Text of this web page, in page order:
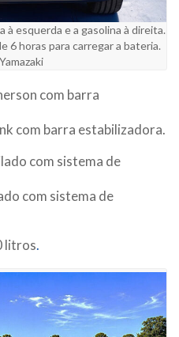
esquerda e a gasolina à direita.
6 horas para carregar a bateria.
com barra
com barra estabilizadora.
com sistema de
com sistema de
litros.